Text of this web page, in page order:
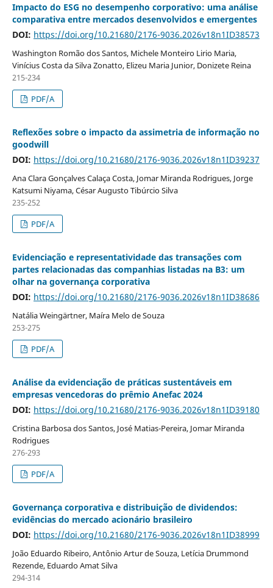
Impacto do ESG no desempenho corporativo: uma análise
comparativa entre mercados desenvolvidos e emergentes
DOI: https://doi.org/10.21680/2176-9036.2026v18n1ID38573
Washington Romão dos Santos, Michele Monteiro Lirio Maria,
Vinícius Costa da Silva Zonatto, Elizeu Maria Junior, Donizete Reina
215-234
PDF/A
Reflexões sobre o impacto da assimetria de informação no
goodwill
DOI: https://doi.org/10.21680/2176-9036.2026v18n1ID39237
Ana Clara Gonçalves Calaça Costa, Jomar Miranda Rodrigues, Jorge
Katsumi Niyama, César Augusto Tibúrcio Silva
235-252
PDF/A
Evidenciação e representatividade das transações com
partes relacionadas das companhias listadas na B3: um
olhar na governança corporativa
DOI: https://doi.org/10.21680/2176-9036.2026v18n1ID38686
Natália Weingärtner, Maíra Melo de Souza
253-275
PDF/A
Análise da evidenciação de práticas sustentáveis em
empresas vencedoras do prêmio Anefac 2024
DOI: https://doi.org/10.21680/2176-9036.2026v18n1ID39180
Cristina Barbosa dos Santos, José Matias-Pereira, Jomar Miranda
Rodrigues
276-293
PDF/A
Governança corporativa e distribuição de dividendos:
evidências do mercado acionário brasileiro
DOI: https://doi.org/10.21680/2176-9036.2026v18n1ID38999
João Eduardo Ribeiro, Antônio Artur de Souza, Letícia Drummond
Rezende, Eduardo Amat Silva
294-314